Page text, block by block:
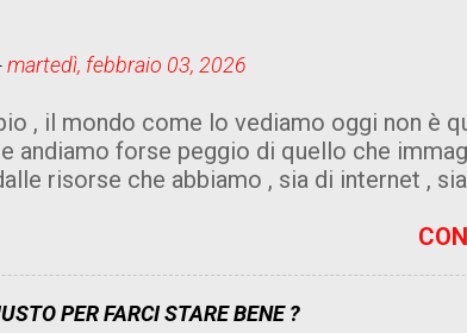
martedì, febbraio 03, 2026
, il mondo come lo vediamo oggi non è
andiamo forse peggio di quello che
risorse che abbiamo , sia di internet ,
un quotidiano che diventa sempre
perché può farlo senza interruzione ,
PER FARCI STARE BENE ?